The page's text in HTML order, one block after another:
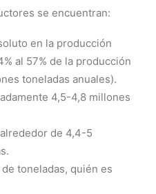
se encuentran:
en la producción
al 57% de la producción
toneladas anuales).
4,5-4,8 millones
de 4,4-5
toneladas, quién es